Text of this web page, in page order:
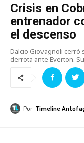
Crisis en
entrenador
el descenso
Dalcio Giovagnoli cerró
derrota ante Everton.
Por Timeline